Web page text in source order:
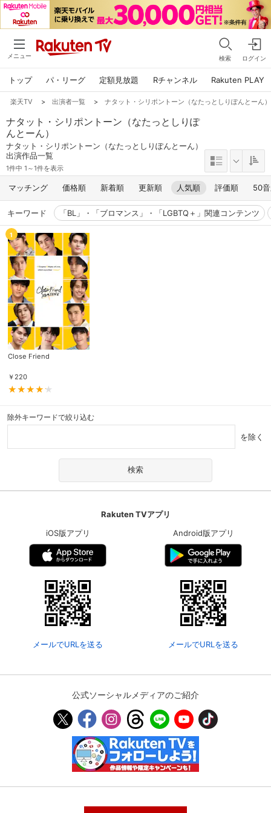
メニュー 検索 ログイン
トップ パ・リーグ 定額見放題 Rチャンネル Rakuten PLAY
楽天TV > 出演者一覧 > ナタット・シリポントーン（なたっとしりぽんとーん）
ナタット・シリポントーン（なたっとしりぽ
んとーん）
ナタット・シリポントーン（なたっとしりぽんとーん）
出演作品一覧
1件中 1～1件を表示
マッチング 価格順 新着順 更新順 人気順 評価順 50
キーワード 「BL」・「ブロマンス」・「LGBTQ＋」関連コンテンツ
1
Close Friend
￥ 220
除外キーワードで絞り込む
を除く
Rakuten TVアプリ
iOS版アプリ
メールでURLを送る
Android版アプリ
メールでURLを送る
公式ソーシャルメディアのご紹介